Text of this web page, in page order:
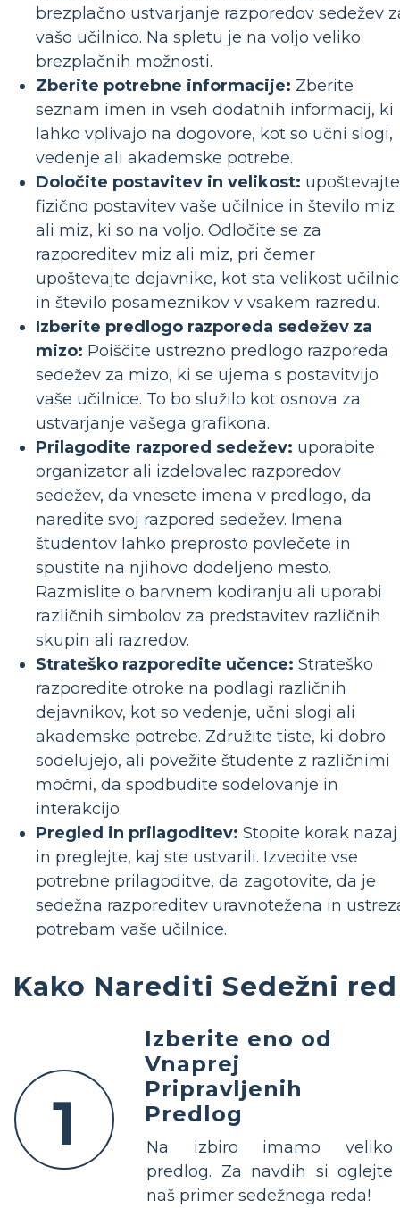
brezplačno ustvarjanje razporedov sedežev
vašo učilnico. Na spletu je na voljo veliko
brezplačnih možnosti.
Zberite potrebne informacije: Zberite
seznam imen in vseh dodatnih informacij, ki
lahko vplivajo na dogovore, kot so učni slogi,
vedenje ali akademske potrebe.
Določite postavitev in velikost: upoštevajte
fizično postavitev vaše učilnice in število miz
ali miz, ki so na voljo. Odločite se za
razporeditev miz ali miz, pri čemer
upoštevajte dejavnike, kot sta velikost
in število posameznikov v vsakem razredu.
Izberite predlogo razporeda sedežev za
mizo: Poiščite ustrezno predlogo razporeda
sedežev za mizo, ki se ujema s postavitvijo
vaše učilnice. To bo služilo kot osnova za
ustvarjanje vašega grafikona.
Prilagodite razpored sedežev: uporabite
organizator ali izdelovalec razporedov
sedežev, da vnesete imena v predlogo, da
naredite svoj razpored sedežev. Imena
študentov lahko preprosto povlečete in
spustite na njihovo dodeljeno mesto.
Razmislite o barvnem kodiranju ali uporabi
različnih simbolov za predstavitev različnih
skupin ali razredov.
Strateško razporedite učence: Strateško
razporedite otroke na podlagi različnih
dejavnikov, kot so vedenje, učni slogi ali
akademske potrebe. Združite tiste, ki dobro
sodelujejo, ali povežite študente z različnimi
močmi, da spodbudite sodelovanje in
interakcijo.
Pregled in prilagoditev: Stopite korak nazaj
in preglejte, kaj ste ustvarili. Izvedite vse
potrebne prilagoditve, da zagotovite, da je
sedežna razporeditev uravnotežena in
potrebam vaše učilnice.
Kako Narediti Sedežni red
1
Izberite eno od
Vnaprej
Pripravljenih
Predlog
Na izbiro imamo veliko
predlog. Za navdih si oglejte
naš primer sedežnega reda!